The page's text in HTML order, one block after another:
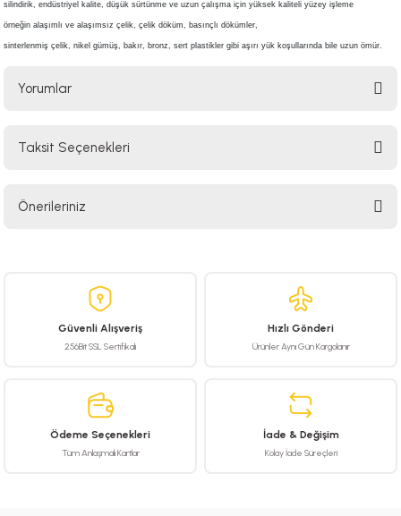
silindirik, endüstriyel kalite, düşük sürtünme ve uzun çalışma için yüksek kaliteli yüzey işleme
örneğin alaşımlı ve alaşımsız çelik, çelik döküm, basınçlı dökümler,
sinterlenmiş çelik, nikel gümüş, bakır, bronz, sert plastikler gibi aşırı yük koşullarında bile uzun ömür.
Yorumlar
Bu ürüne ilk yorumu siz yapın!
Taksit Seçenekleri
Önerileriniz
Görüş ve önerileriniz için teşekkür ederiz.
Ürün resmi kalitesiz, bozuk veya görüntülenemiyor.
Ürün bilgilerinde hatalar bulunuyor.
Ürün fiyatı diğer sitelerden daha pahalı.
Bu ürüne benzer farklı alternatifler olmalı.
Güvenli Alışveriş
256Bit SSL Sertifikalı
Hızlı Gönderi
Ürünler Aynı Gün Kargolanır
Ödeme Seçenekleri
Tüm Anlaşmalı Kartlar
İade & Değişim
Kolay İade Süreçleri